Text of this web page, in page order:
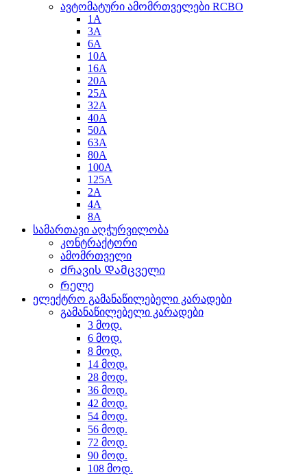
ავტომატური ამომრთველები RCBO
1A
3A
6A
10A
16A
20A
25A
32A
40A
50A
63A
80A
100A
125A
2A
4A
8A
სამართავი აღჭურვილობა
კონტრაქტორი
ამომრთველი
Ძრავის Დამცველი
Რელე
ელექტრო გამანაწილებელი კარადები
გამანაწილებელი კარადები
3 მოდ.
6 მოდ.
8 მოდ.
14 მოდ.
28 მოდ.
36 მოდ.
42 მოდ.
54 მოდ.
56 მოდ.
72 მოდ.
90 მოდ.
108 მოდ.